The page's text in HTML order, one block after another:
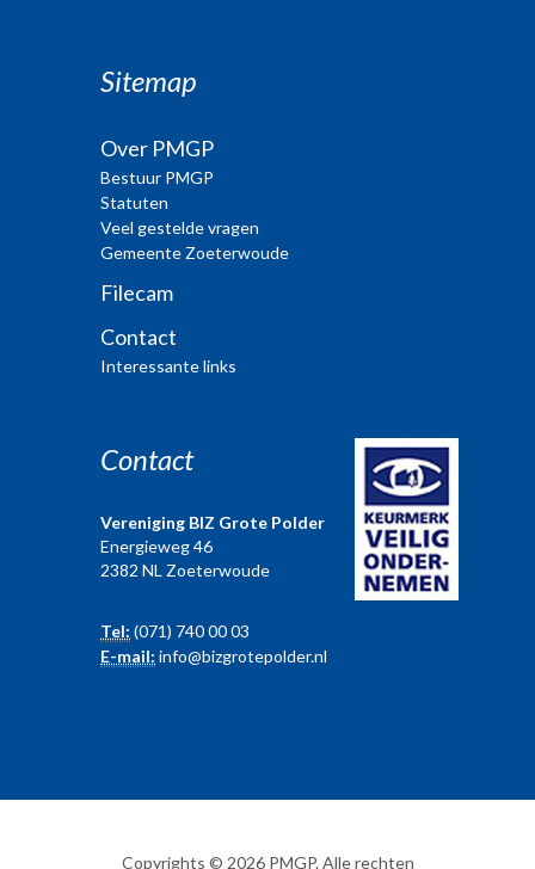
Sitemap
Over PMGP
Bestuur PMGP
Statuten
Veel gestelde vragen
Gemeente Zoeterwoude
Filecam
Contact
Interessante links
Contact
Vereniging BIZ Grote Polder
Energieweg 46
2382 NL Zoeterwoude
Tel: (071) 740 00 03
E-mail: info@bizgrotepolder.nl
Copyrights © 2026 PMGP. Alle rechten